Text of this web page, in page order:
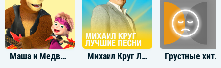
Маша и Медведь песни из мультфильма Михаил Круг Лучшие треки Грустные хиты из ТикТока